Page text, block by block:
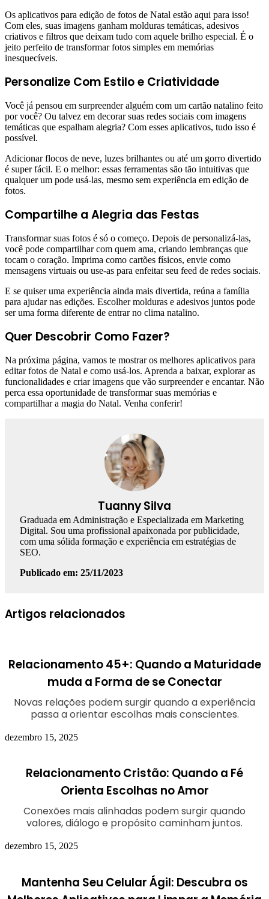
Os aplicativos para edição de fotos de Natal estão aqui para isso!
Com eles, suas imagens ganham molduras temáticas, adesivos
criativos e filtros que deixam tudo com aquele brilho especial. É o
jeito perfeito de transformar fotos simples em memórias
inesquecíveis.
Personalize Com Estilo e Criatividade
Você já pensou em surpreender alguém com um cartão natalino feito
por você? Ou talvez em decorar suas redes sociais com imagens
temáticas que espalham alegria? Com esses aplicativos, tudo isso é
possível.
Adicionar flocos de neve, luzes brilhantes ou até um gorro divertido
é super fácil. E o melhor: essas ferramentas são tão intuitivas que
qualquer um pode usá-las, mesmo sem experiência em edição de
fotos.
Compartilhe a Alegria das Festas
Transformar suas fotos é só o começo. Depois de personalizá-las,
você pode compartilhar com quem ama, criando lembranças que
tocam o coração. Imprima como cartões físicos, envie como
mensagens virtuais ou use-as para enfeitar seu feed de redes sociais.
E se quiser uma experiência ainda mais divertida, reúna a família
para ajudar nas edições. Escolher molduras e adesivos juntos pode
ser uma forma diferente de entrar no clima natalino.
Quer Descobrir Como Fazer?
Na próxima página, vamos te mostrar os melhores aplicativos para
editar fotos de Natal e como usá-los. Aprenda a baixar, explorar as
funcionalidades e criar imagens que vão surpreender e encantar. Não
perca essa oportunidade de transformar suas memórias e
compartilhar a magia do Natal. Venha conferir!
Tuanny Silva
Graduada em Administração e Especializada em Marketing
Digital. Sou uma profissional apaixonada por publicidade,
com uma sólida formação e experiência em estratégias de
SEO.
Publicado em: 25/11/2023
Artigos relacionados
Relacionamento 45+: Quando a Maturidade
muda a Forma de se Conectar
Novas relações podem surgir quando a experiência
passa a orientar escolhas mais conscientes.
dezembro 15, 2025
Relacionamento Cristão: Quando a Fé
Orienta Escolhas no Amor
Conexões mais alinhadas podem surgir quando
valores, diálogo e propósito caminham juntos.
dezembro 15, 2025
Mantenha Seu Celular Ágil: Descubra os